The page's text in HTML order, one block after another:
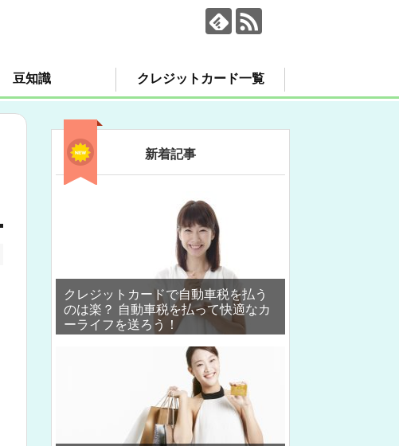
豆知識 クレジットカード一覧
新着記事
クレジットカードで自動車税を払う
のは楽？ 自動車税を払って快適なカ
ーライフを送ろう！